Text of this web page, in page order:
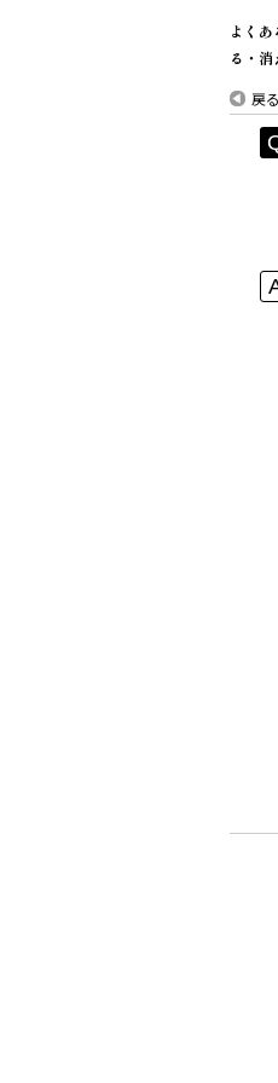
よく
る・消
戻る